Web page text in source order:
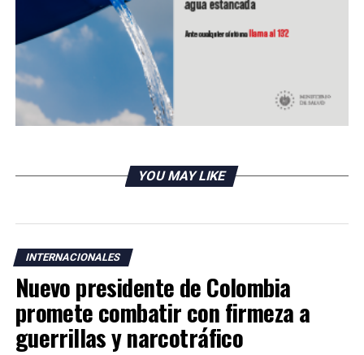
YOU MAY LIKE
INTERNACIONALES
Nuevo presidente de Colombia
promete combatir con firmeza a
guerrillas y narcotráfico